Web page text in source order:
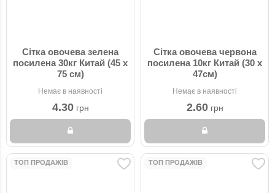
Сітка овочева зелена
посилена 30кг Китай (45 x
75 см)
Немає в наявності
4.30грн
Сітка овочева червона
посилена 10кг Китай (30 x
47см)
Немає в наявності
2.60грн
ТОП ПРОДАЖІВ ТОП ПРОДАЖІВ